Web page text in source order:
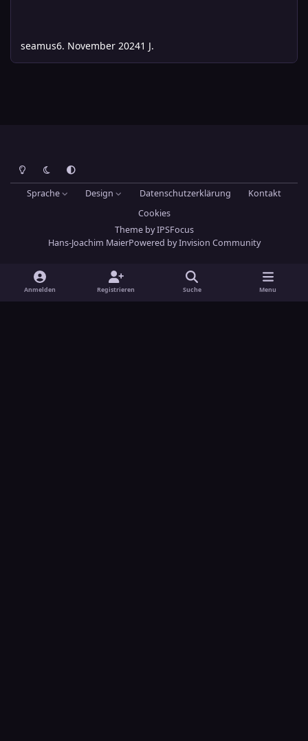
seamus6. November 20241 J.
Heller ModusDunkler ModusSystemeinstellung
Sprache Design Datenschutzerklärung
Kontakt
Cookies
ThemebyIPSFocus
Hans-Joachim MaierPowered byInvision Community
Anmelden Registrieren Suche Menu